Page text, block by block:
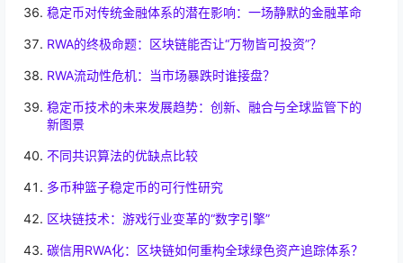
稳定币对传统金融体系的潜在影响：一场静默的金融革命
RWA的终极命题：区块链能否让“万物皆可投资”？
RWA流动性危机：当市场暴跌时谁接盘？
稳定币技术的未来发展趋势：创新、融合与全球监管下的
新图景
不同共识算法的优缺点比较
多币种篮子稳定币的可行性研究
区块链技术：游戏行业变革的“数字引擎”
碳信用RWA化：区块链如何重构全球绿色资产追踪体系？